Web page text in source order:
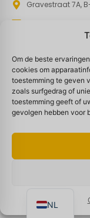
Om de beste
cookies om
toestemming te geven
zoals surfgedrag of
toestemming geeft of
gevolgen hebben voor
Gravestraat 7A,
Meld je aan
aanbiedingen
NL